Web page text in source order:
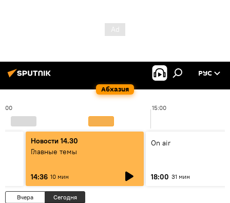
Абхазия
РУС
15:00
Новости 14.30
Главные темы
14:36 10 мин
On air
18:00 31 мин
Вчера Сегодня